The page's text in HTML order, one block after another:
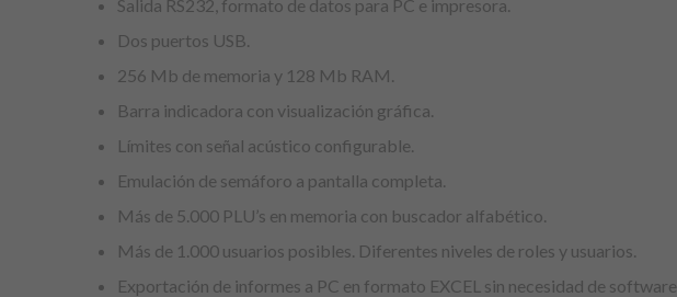
Salida RS232, formato de datos para PC e impresora.
Dos puertos USB.
256 Mb de memoria y 128 Mb RAM.
Barra indicadora con visualización gráfica.
Límites con señal acústico configurable.
Emulación de semáforo a pantalla completa.
Más de 5.000 PLU’s en memoria con buscador alfabético.
Más de 1.000 usuarios posibles. Diferentes niveles de roles y usuarios.
Exportación de informes a PC en formato EXCEL sin necesidad de software